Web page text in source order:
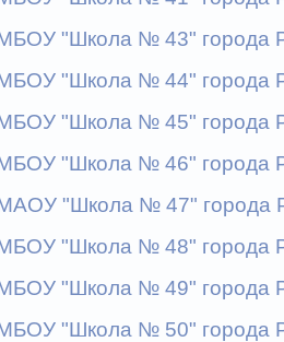
"Школа № 43" города
"Школа № 44" города
"Школа № 45" города
"Школа № 46" города
"Школа № 47" города
"Школа № 48" города
"Школа № 49" города
"Школа № 50" города